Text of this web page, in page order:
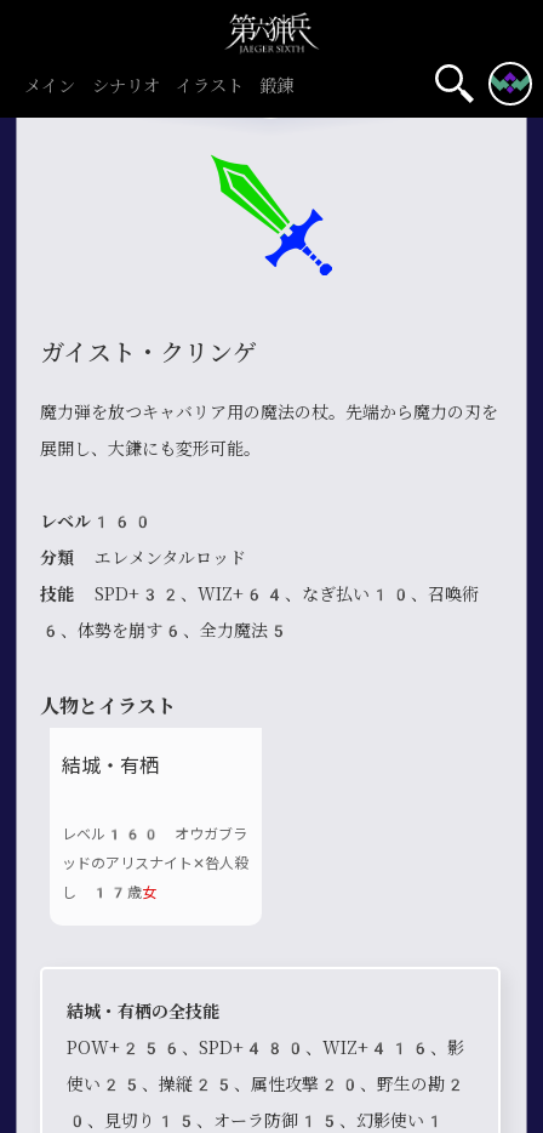
メイン シナリオ イラスト 鍛錬
ガイスト・クリンゲ
魔力弾を放つキャバリア用の魔法の杖。先端から魔力の刃を
展開し、大鎌にも変形可能。
レベル160
分類 エレメンタルロッド
技能 SPD+32、WIZ+64、なぎ払い10、召喚術
6、体勢を崩す6、全力魔法5
人物とイラスト
結城・有栖
レベル160 オウガブラ
ッドのアリスナイト✕咎人殺
し 17歳女
結城・有栖の全技能
POW+256、SPD+480、WIZ+416、影
使い25、操縦25、属性攻撃20、野生の勘2
0、見切り15、オーラ防御15、幻影使い1